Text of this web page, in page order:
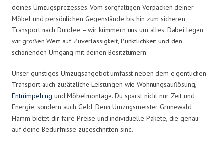
deines Umzugsprozesses. Vom sorgfältigen Verpacken deiner
Möbel und persönlichen Gegenstände bis hin zum sicheren
Transport nach Dundee – wir kümmern uns um alles. Dabei legen
wir großen Wert auf Zuverlässigkeit, Pünktlichkeit und den
schonenden Umgang mit deinen Besitztümern.
Unser günstiges Umzugsangebot umfasst neben dem eigentlichen
Transport auch zusätzliche Leistungen wie Wohnungsauflösung,
Entrümpelung und Möbelmontage. Du sparst nicht nur Zeit und
Energie, sondern auch Geld. Denn Umzugsmeister Grunewald
Hamm bietet dir faire Preise und individuelle Pakete, die genau
auf deine Bedürfnisse zugeschnitten sind.